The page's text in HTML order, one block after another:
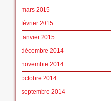
mars 2015
février 2015
janvier 2015
décembre 2014
novembre 2014
octobre 2014
septembre 2014